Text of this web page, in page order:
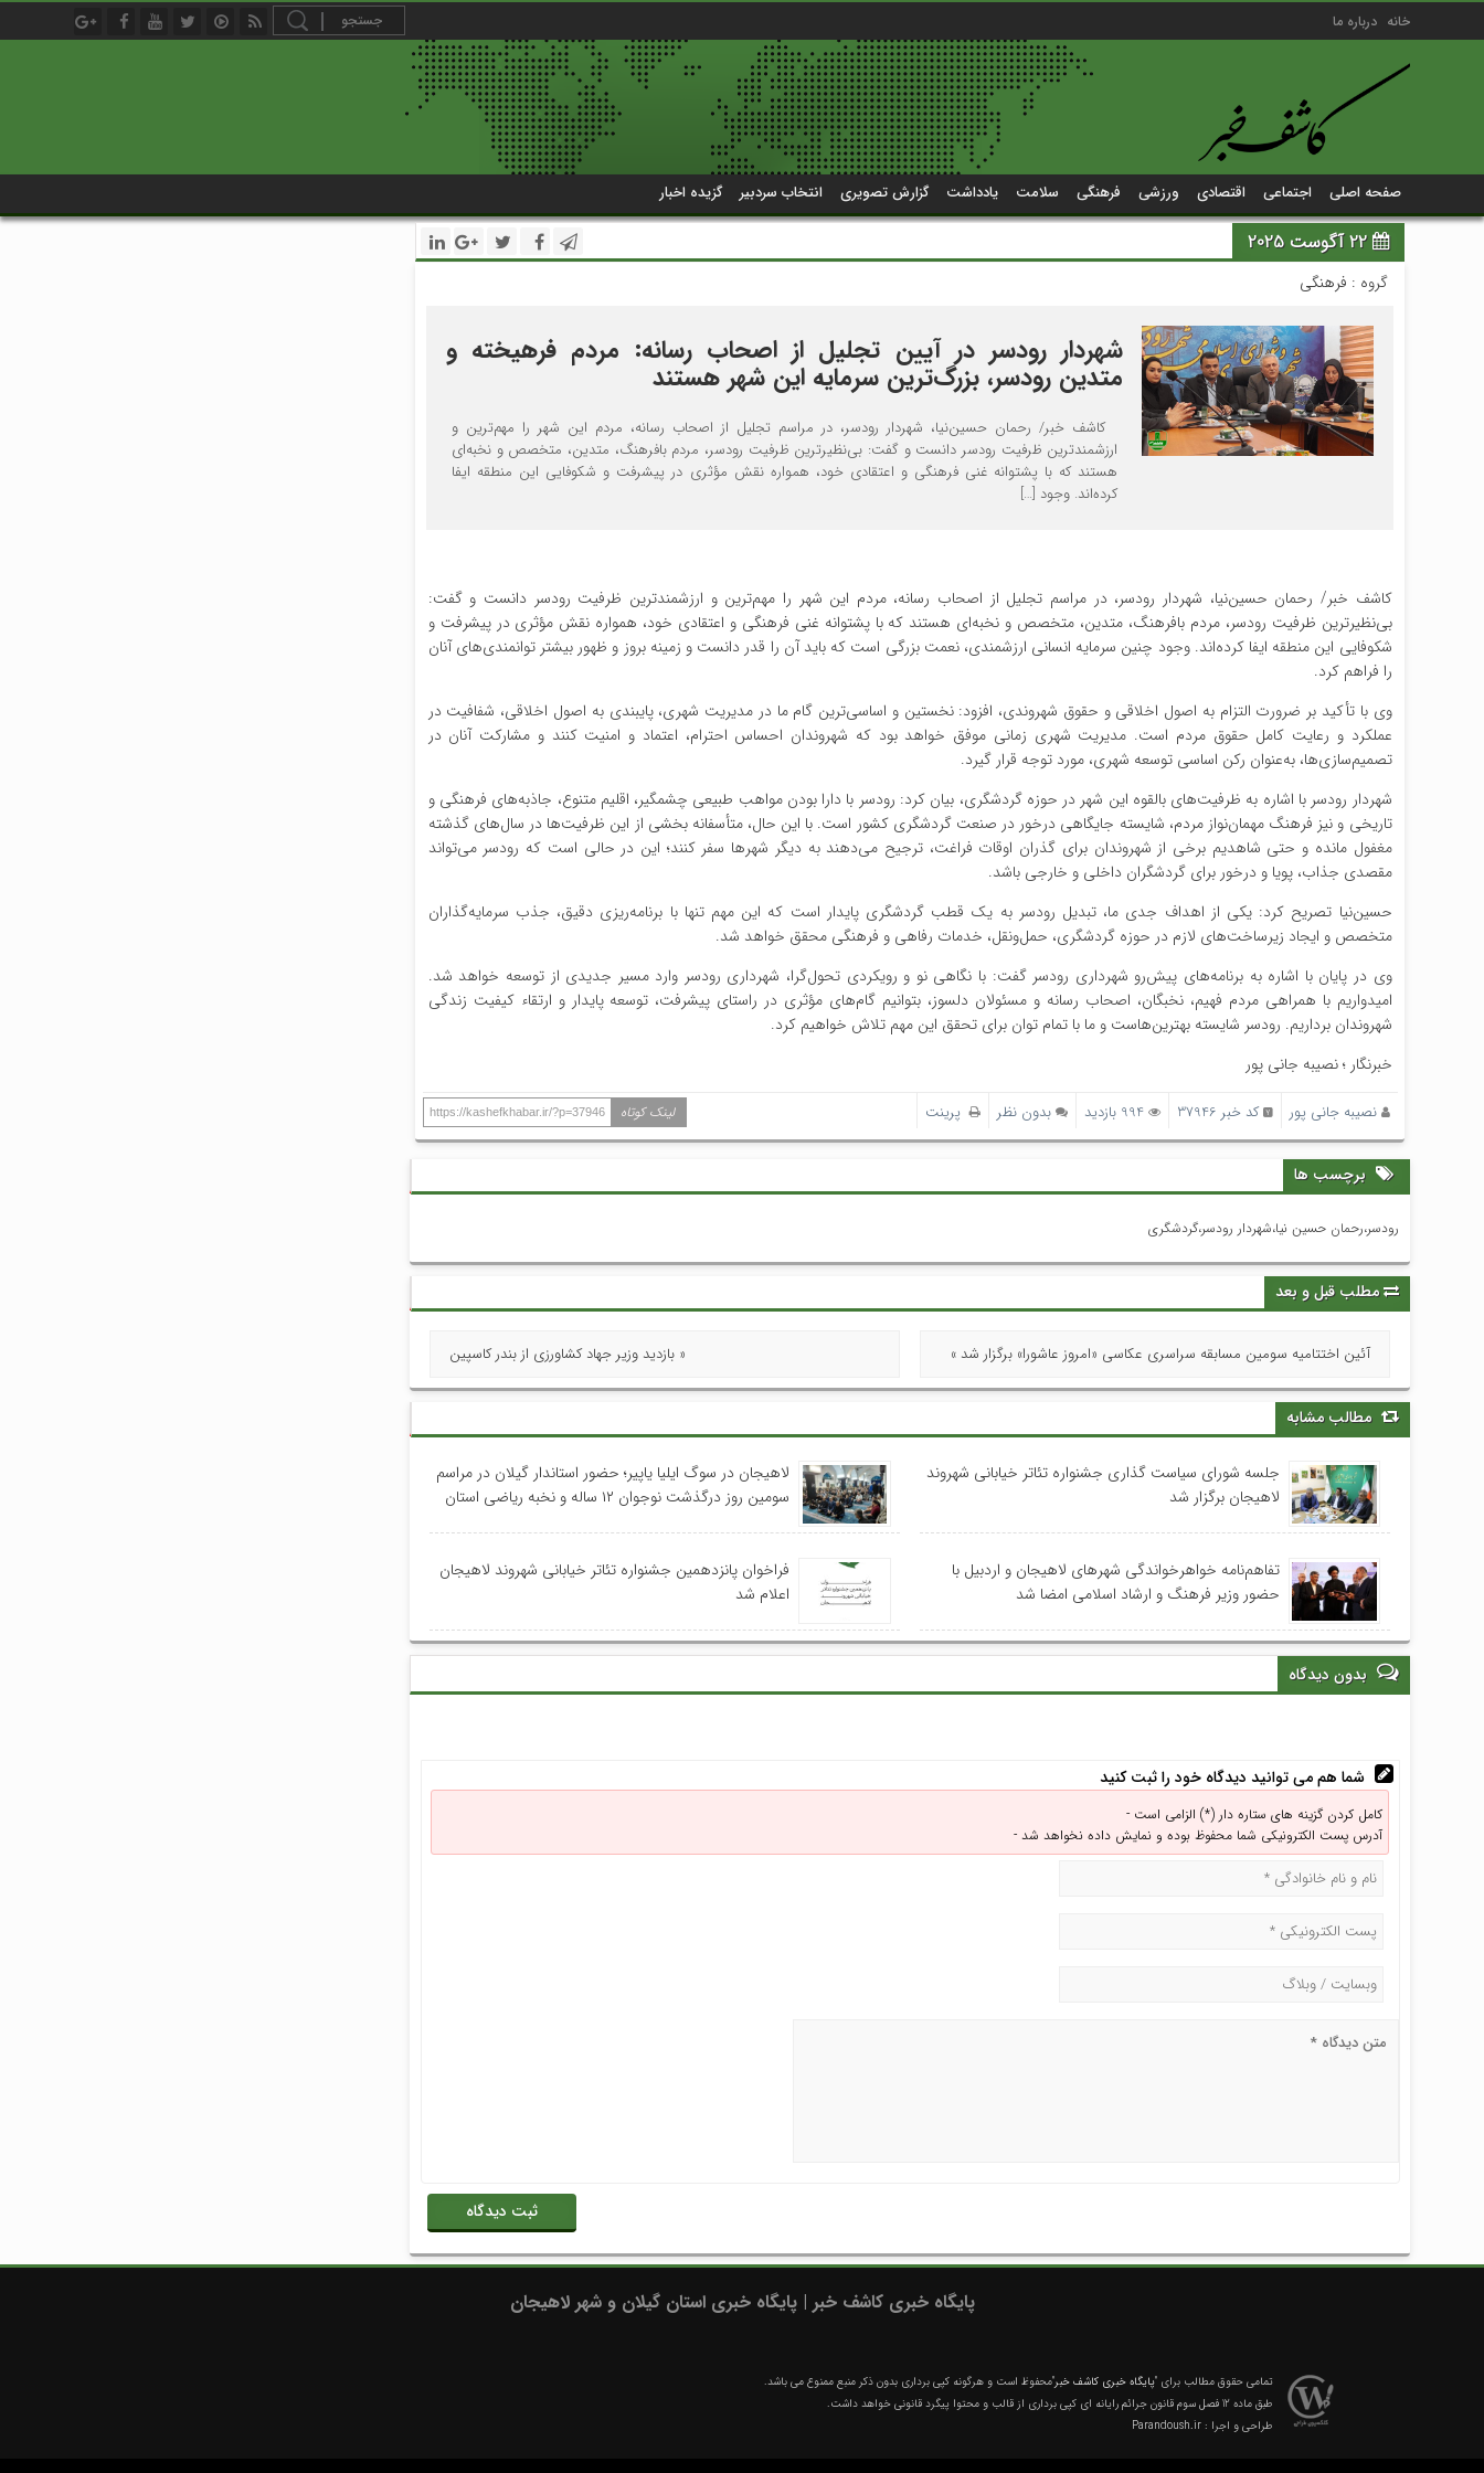
خانه درباره ما
صفحه اصلی اجتماعی اقتصادی ورزشی فرهنگی سلامت یادداشت گزارش تصویری انتخاب سردبیر گزیده اخبار
22 آگوست 2025
گروه : فرهنگی
شهردار رودسر در آیین تجلیل از اصحاب رسانه: مردم فرهیخته و
متدین رودسر، بزرگ‌ترین سرمایه این شهر هستند
کاشف خبر/ رحمان حسین‌نیا، شهردار رودسر، در مراسم تجلیل از اصحاب رسانه، مردم این شهر را مهم‌ترین و
ارزشمندترین ظرفیت رودسر دانست و گفت: بی‌نظیرترین ظرفیت رودسر، مردم بافرهنگ، متدین، متخصص و نخبه‌ای
هستند که با پشتوانه غنی فرهنگی و اعتقادی خود، همواره نقش مؤثری در پیشرفت و شکوفایی این منطقه ایفا
کرده‌اند. وجود […]
کاشف خبر/ رحمان حسین‌نیا، شهردار رودسر، در مراسم تجلیل از اصحاب رسانه، مردم این شهر را مهم‌ترین و ارزشمندترین ظرفیت رودسر دانست و گفت:
بی‌نظیرترین ظرفیت رودسر، مردم بافرهنگ، متدین، متخصص و نخبه‌ای هستند که با پشتوانه غنی فرهنگی و اعتقادی خود، همواره نقش مؤثری در پیشرفت و
شکوفایی این منطقه ایفا کرده‌اند. وجود چنین سرمایه انسانی ارزشمندی، نعمت بزرگی است که باید آن را قدر دانست و زمینه بروز و ظهور بیشتر توانمندی‌های آنان
را فراهم کرد.
وی با تأکید بر ضرورت التزام به اصول اخلاقی و حقوق شهروندی، افزود: نخستین و اساسی‌ترین گام ما در مدیریت شهری، پایبندی به اصول اخلاقی، شفافیت در
عملکرد و رعایت کامل حقوق مردم است. مدیریت شهری زمانی موفق خواهد بود که شهروندان احساس احترام، اعتماد و امنیت کنند و مشارکت آنان در
تصمیم‌سازی‌ها، به‌عنوان رکن اساسی توسعه شهری، مورد توجه قرار گیرد.
شهردار رودسر با اشاره به ظرفیت‌های بالقوه این شهر در حوزه گردشگری، بیان کرد: رودسر با دارا بودن مواهب طبیعی چشمگیر، اقلیم متنوع، جاذبه‌های فرهنگی و
تاریخی و نیز فرهنگ مهمان‌نواز مردم، شایسته جایگاهی درخور در صنعت گردشگری کشور است. با این حال، متأسفانه بخشی از این ظرفیت‌ها در سال‌های گذشته
مغفول مانده و حتی شاهدیم برخی از شهروندان برای گذران اوقات فراغت، ترجیح می‌دهند به دیگر شهرها سفر کنند؛ این در حالی است که رودسر می‌تواند
مقصدی جذاب، پویا و درخور برای گردشگران داخلی و خارجی باشد.
حسین‌نیا تصریح کرد: یکی از اهداف جدی ما، تبدیل رودسر به یک قطب گردشگری پایدار است که این مهم تنها با برنامه‌ریزی دقیق، جذب سرمایه‌گذاران
متخصص و ایجاد زیرساخت‌های لازم در حوزه گردشگری، حمل‌ونقل، خدمات رفاهی و فرهنگی محقق خواهد شد.
وی در پایان با اشاره به برنامه‌های پیش‌رو شهرداری رودسر گفت: با نگاهی نو و رویکردی تحول‌گرا، شهرداری رودسر وارد مسیر جدیدی از توسعه خواهد شد.
امیدواریم با همراهی مردم فهیم، نخبگان، اصحاب رسانه و مسئولان دلسوز، بتوانیم گام‌های مؤثری در راستای پیشرفت، توسعه پایدار و ارتقاء کیفیت زندگی
شهروندان برداریم. رودسر شایسته بهترین‌هاست و ما با تمام توان برای تحقق این مهم تلاش خواهیم کرد.
خبرنگار ؛ نصیبه جانی پور
نصیبه جانی پور کد خبر 37946 994 بازدید بدون نظر پرینت لینک کوتاه https://kashefkhabar.ir/?p=37946
برچسب ها
رودسر،رحمان حسین نیا،شهردار رودسر،گردشگری
مطلب قبل و بعد
آئین اختتامیه سومین مسابقه سراسری عکاسی «امروز عاشورا» برگزار شد » « بازدید وزیر جهاد کشاورزی از بندر کاسپین
مطالب مشابه
جلسه شورای سیاست گذاری جشنواره تئاتر خیابانی شهروند
لاهیجان برگزار شد
لاهیجان در سوگ ایلیا یاپیر؛ حضور استاندار گیلان در مراسم
سومین روز درگذشت نوجوان ۱۲ ساله و نخبه ریاضی استان
تفاهم‌نامه خواهرخواندگی شهرهای لاهیجان و اردبیل با
حضور وزیر فرهنگ و ارشاد اسلامی امضا شد
فراخوان پانزدهمین جشنواره تئاتر خیابانی شهروند لاهیجان
اعلام شد
بدون دیدگاه
شما هم می توانید دیدگاه خود را ثبت کنید
کامل کردن گزینه های ستاره دار (*) الزامی است -
آدرس پست الکترونیکی شما محفوظ بوده و نمایش داده نخواهد شد -
پایگاه خبری کاشف خبر | پایگاه خبری استان گیلان و شهر لاهیجان
تمامی حقوق مطالب برای "پایگاه خبری کاشف خبر"محفوظ است و هرگونه کپی برداری بدون ذکر منبع ممنوع می باشد.
طبق ماده 12 فصل سوم قانون جرائم رایانه ای کپی برداری از قالب و محتوا پیگرد قانونی خواهد داشت.
طراحی و اجرا : Parandoush.ir